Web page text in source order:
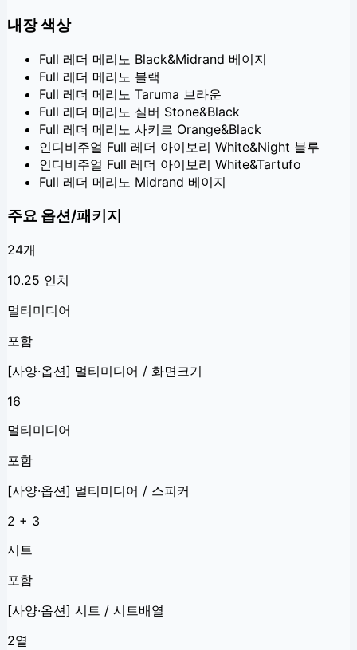
내장 색상
Full 레더 메리노 Black&Midrand 베이지
Full 레더 메리노 블랙
Full 레더 메리노 Taruma 브라운
Full 레더 메리노 실버 Stone&Black
Full 레더 메리노 사키르 Orange&Black
인디비주얼 Full 레더 아이보리 White&Night 블루
인디비주얼 Full 레더 아이보리 White&Tartufo
Full 레더 메리노 Midrand 베이지
주요 옵션/패키지
24개
10.25 인치
멀티미디어
포함
[사양·옵션] 멀티미디어 / 화면크기
16
멀티미디어
포함
[사양·옵션] 멀티미디어 / 스피커
2 + 3
시트
포함
[사양·옵션] 시트 / 시트배열
2열